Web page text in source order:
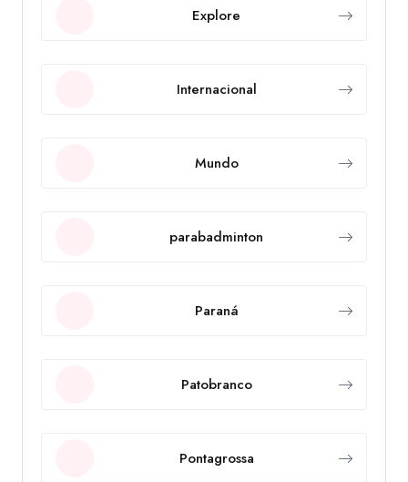
Explore
Internacional
Mundo
parabadminton
Paraná
Patobranco
Pontagrossa